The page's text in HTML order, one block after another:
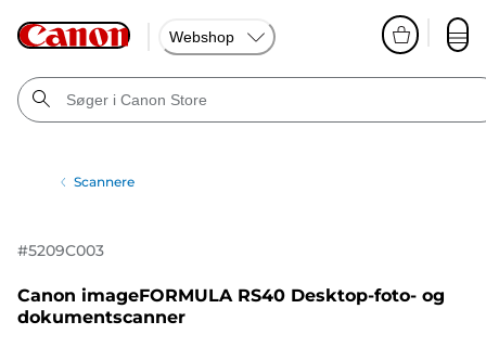
Webshop
Scannere
#5209C003
Canon imageFORMULA RS40 Desktop-foto- og
dokumentscanner